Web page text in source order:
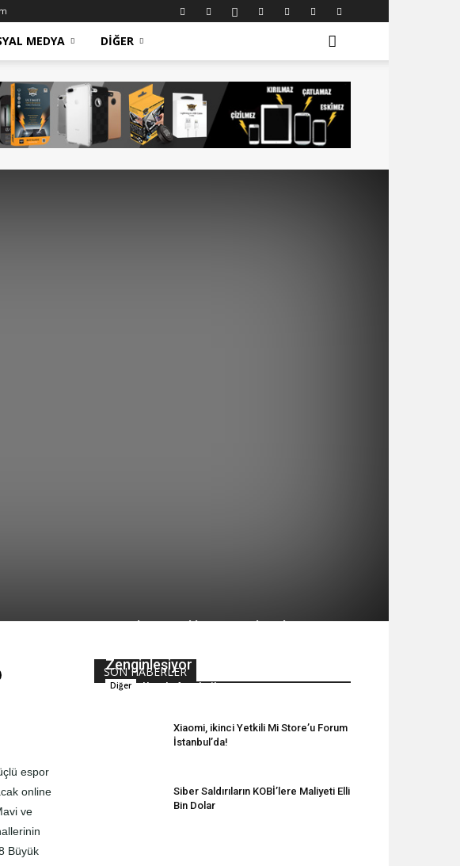
MEDYA DIĞER
espor
online
ve
Büyük
SON HABERLER
Dijital Yayıncılıkta En Çok Takip
Zenginleşiyor
Diğer Hande Arpalıgil
Xiaomi, ikinci Yetkili Mi Store’u Forum
İstanbul’da!
Siber Saldırıların KOBİ’lere Maliyeti Elli
Bin Dolar